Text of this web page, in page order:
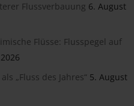
Flussverbauung 6. August
Flüsse: Flusspegel auf
„Fluss des Jahres“ 5. August